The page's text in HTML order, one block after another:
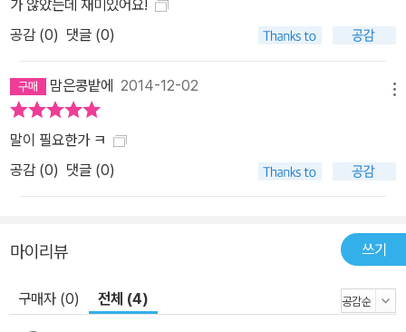
가 않았는데 재미있어요!
공감 (0) 댓글 (0)
맘은콩밭에 2014-12-02
말이 필요한가 ㅋ
공감 (0) 댓글 (0)
마이리뷰 쓰기
구매자 (0) 전체 (4)